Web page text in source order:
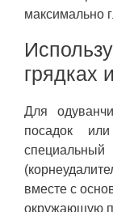
максимально
грядках
Для
посадок
специальный
вместе с
окружающую